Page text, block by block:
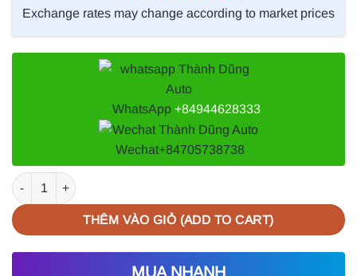
Exchange rates may change according to market prices
WhatsApp +84944628333
Wechat+84705738738
NẸP MẠ CA LĂNG TRÁI MAZDA BT50 2023 | 1K0A507TZ số
THÊM VÀO GIỎ (ADD TO CART)
MUA NHANH